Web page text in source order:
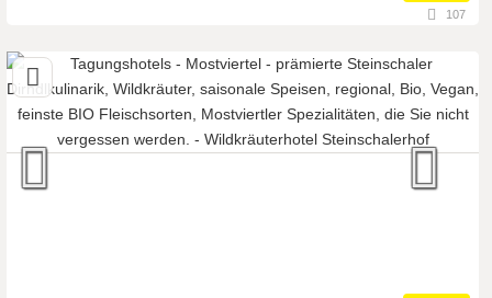
Art der Location: Meetingroom
Tagungsstätte
Eventlocation
Seminarteilnehmer: 300
107